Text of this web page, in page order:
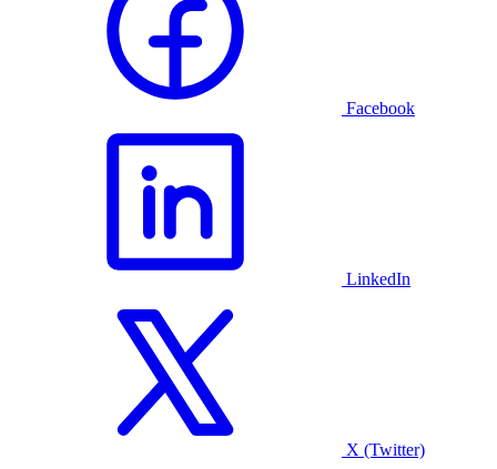
Facebook
LinkedIn
X (Twitter)